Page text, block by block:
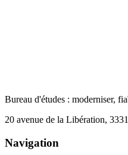
Bureau d'études : moderniser,
20 avenue de la Libération,
Navigation